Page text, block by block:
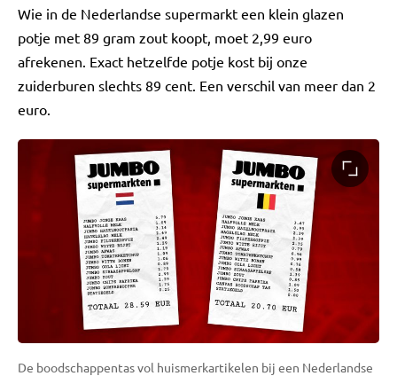
Wie in de Nederlandse supermarkt een klein glazen
potje met 89 gram zout koopt, moet 2,99 euro
afrekenen. Exact hetzelfde potje kost bij onze
zuiderburen slechts 89 cent. Een verschil van meer dan 2
euro.
De boodschappentas vol huismerkartikelen bij een Nederlandse